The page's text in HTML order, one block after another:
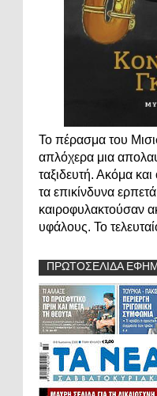
Το πέρασμα του
απλόχερα μια
ταξιδευτή. Ακόμα και
τα επικίνδυνα
καιροφυλακτούσαν
υφάλους. Το
ΠΡΩΤΟΣΕΛΙΔΑ